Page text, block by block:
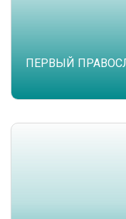
ПЕРВЫЙ